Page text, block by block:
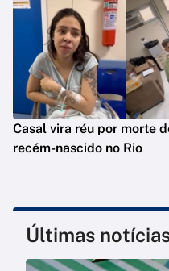
Casal vira réu por morte
recém-nascido no Rio
Últimas